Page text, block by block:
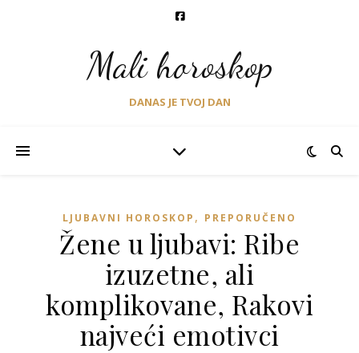
Mali horoskop
DANAS JE TVOJ DAN
LJUBAVNI HOROSKOP , PREPORUČENO
Žene u ljubavi: Ribe
izuzetne, ali
komplikovane, Rakovi
najveći emotivci